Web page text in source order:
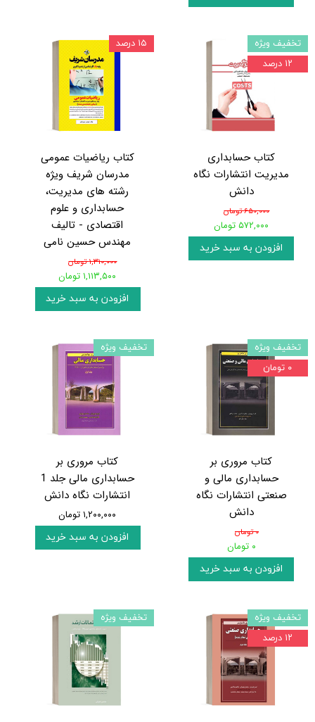
کتاب حسابداری
مدیریت انتشارات نگاه
دانش
۶۵۰,۰۰۰ تومان
۵۷۲,۰۰۰ تومان
افزودن به سبد خرید
تخفیف ویژه
۱۲ درصد
کتاب ریاضیات عمومی
مدرسان شریف ویژه
رشته های مدیریت،
حسابداری و علوم
اقتصادی - تالیف
مهندس حسین نامی
۱,۳۱۰,۰۰۰ تومان
۱,۱۱۳,۵۰۰ تومان
افزودن به سبد خرید
۱۵ درصد
کتاب مروری بر
حسابداری مالی و
صنعتی انتشارات نگاه
دانش
۰ تومان
۰ تومان
افزودن به سبد خرید
تخفیف ویژه
۰ تومان
کتاب مروری بر
حسابداری مالی جلد 1
انتشارات نگاه دانش
۱,۲۰۰,۰۰۰ تومان
افزودن به سبد خرید
تخفیف ویژه
تخفیف ویژه
۱۲ درصد
تخفیف ویژه